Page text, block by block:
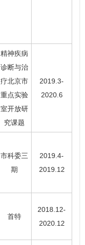
精神疾病
诊断与治
疗北京市
重点实验
室开放研
究课题
2019.3-
2020.6
市科委三
期
2019.4-
2019.12
首特
2018.12-
2020.12